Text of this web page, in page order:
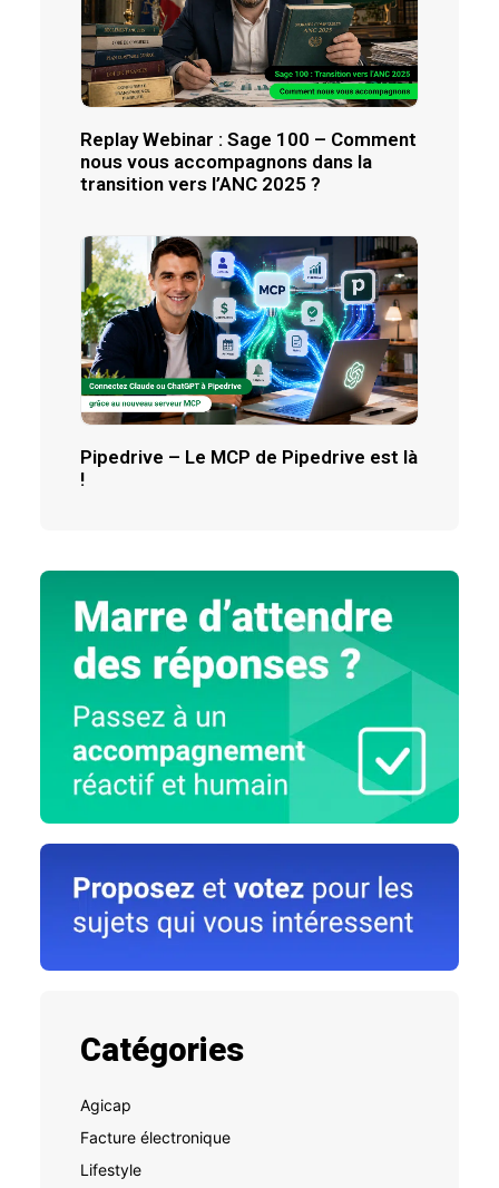
Replay Webinar : Sage 100 – Comment
nous vous accompagnons dans la
transition vers l’ANC 2025 ?
Pipedrive – Le MCP de Pipedrive est là
!
Catégories
Agicap
Facture électronique
Lifestyle